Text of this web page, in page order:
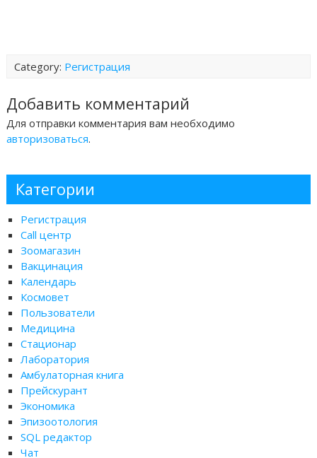
Category: Регистрация
Добавить комментарий
Для отправки комментария вам необходимо
авторизоваться.
Категории
Регистрация
Call центр
Зоомагазин
Вакцинация
Календарь
Космовет
Пользователи
Медицина
Стационар
Лаборатория
Амбулаторная книга
Прейскурант
Экономика
Эпизоотология
SQL редактор
Чат